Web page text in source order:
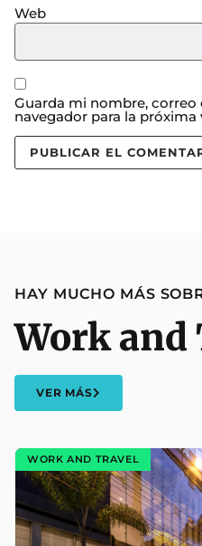
Web
Guarda mi nombre,
navegador para la
HAY MUCHO MÁS
Work and
VER MÁS
WORK AND TRAVEL